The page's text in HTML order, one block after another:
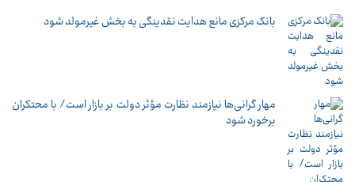
بانک مرکزی مانع هدایت نقدینگی به بخش غیرمولد شود
مهار گرانی‌ها نیازمند نظارت مؤثر دولت بر بازار است/ با محتکران
برخورد شود